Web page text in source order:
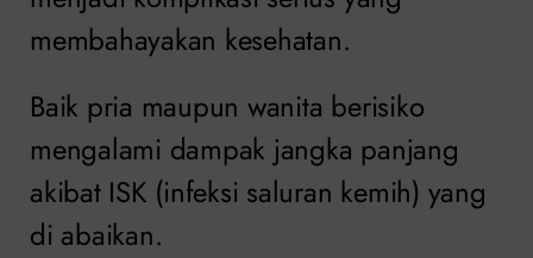
membahayakan kesehatan.
Baik pria maupun wanita berisiko
mengalami dampak jangka panjang
akibat ISK (infeksi saluran kemih) yang
di abaikan.